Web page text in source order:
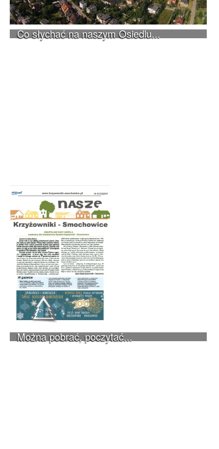
Co słychać na naszym Osiedlu...
Można pobrać, poczytać...